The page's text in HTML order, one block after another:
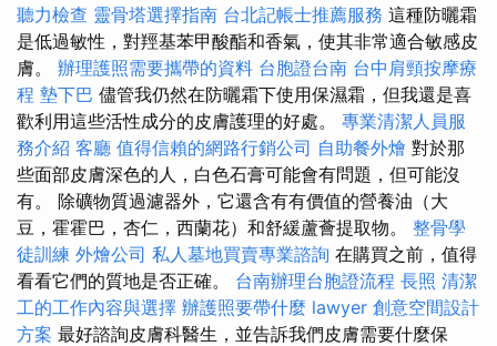
聽力檢查 靈骨塔選擇指南 台北記帳士推薦服務 這種防曬霜
是低過敏性，對羥基苯甲酸酯和香氣，使其非常適合敏感皮
膚。 辦理護照需要攜帶的資料 台胞證台南 台中肩頸按摩療
程 墊下巴 儘管我仍然在防曬霜下使用保濕霜，但我還是喜
歡利用這些活性成分的皮膚護理的好處。 專業清潔人員服
務介紹 客廳 值得信賴的網路行銷公司 自助餐外燴 對於那
些面部皮膚深色的人，白色石膏可能會有問題，但可能沒
有。 除礦物質過濾器外，它還含有有價值的營養油（大
豆，霍霍巴，杏仁，西蘭花）和舒緩蘆薈提取物。 整骨學
徒訓練 外燴公司 私人墓地買賣專業諮詢 在購買之前，值得
看看它們的質地是否正確。 台南辦理台胞證流程 長照 清潔
工的工作內容與選擇 辦護照要帶什麼 lawyer 創意空間設計
方案 最好諮詢皮膚科醫生，並告訴我們皮膚需要什麼保